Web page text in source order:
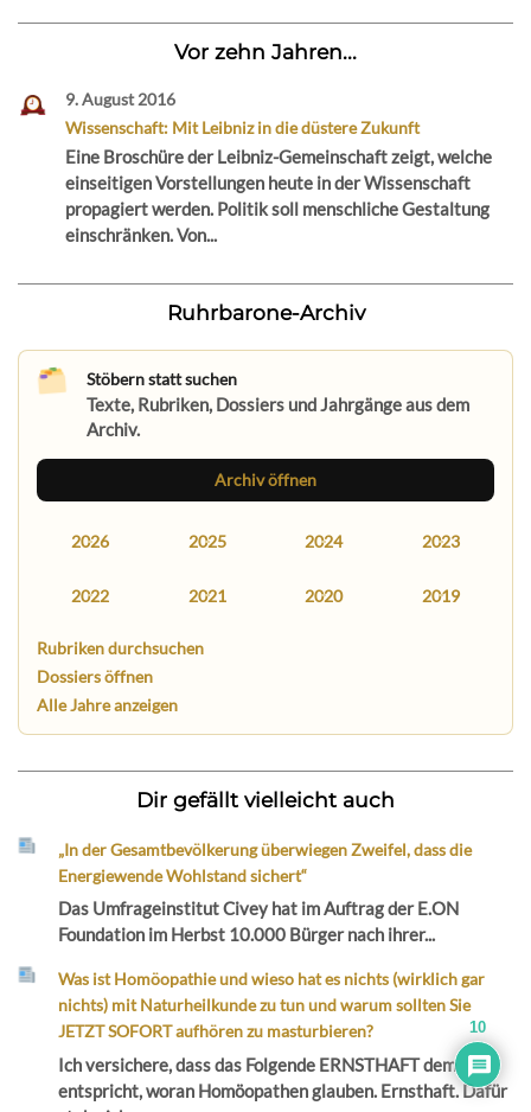
Vor zehn Jahren...
9. August 2016
Wissenschaft: Mit Leibniz in die düstere Zukunft
Eine Broschüre der Leibniz-Gemeinschaft zeigt, welche
einseitigen Vorstellungen heute in der Wissenschaft
propagiert werden. Politik soll menschliche Gestaltung
einschränken. Von...
Ruhrbarone-Archiv
Stöbern statt suchen
Texte, Rubriken, Dossiers und Jahrgänge aus dem
Archiv.
Archiv öffnen
2026 2025 2024 2023
2022 2021 2020 2019
Rubriken durchsuchen
Dossiers öffnen
Alle Jahre anzeigen
Dir gefällt vielleicht auch
„In der Gesamtbevölkerung überwiegen Zweifel, dass die
Energiewende Wohlstand sichert“
Das Umfrageinstitut Civey hat im Auftrag der E.ON
Foundation im Herbst 10.000 Bürger nach ihrer...
Was ist Homöopathie und wieso hat es nichts (wirklich gar
nichts) mit Naturheilkunde zu tun und warum sollten Sie
JETZT SOFORT aufhören zu masturbieren?
Ich versichere, dass das Folgende ERNSTHAFT dem
entspricht, woran Homöopathen glauben. Ernsthaft. Dafür
10